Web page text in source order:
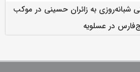
شبانه‌روزی به زائران حسینی در موکب
در عسلویه